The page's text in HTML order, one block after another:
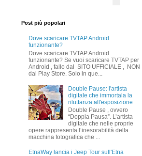
Post più popolari
Dove scaricare TVTAP Android
funzionante?
Dove scaricare TVTAP Android
funzionante? Se vuoi scaricare TVTAP per
Android , fallo dal SITO UFFICIALE , NON
dal Play Store. Solo in que...
Double Pause: l'artista
digitale che immortala la
riluttanza all'esposizione
Double Pause , ovvero
“Doppia Pausa”. L’artista
digitale che nelle proprie
opere rappresenta l’inesorabilità della
macchina fotografica che ...
EtnaWay lancia i Jeep Tour sull'Etna